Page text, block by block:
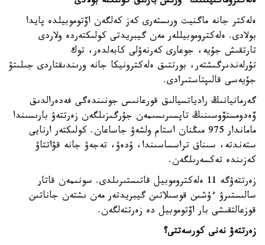
ەلەكتر جانە ماگنيت ورىستەرى كەز كەلگەن اۆتوموبيلدە پايدا
بولادى. ەلەكتروموبيللەر مەن گيبريدتى كولىكتەردە ولاردى
تارتقىش جۇيە، جوعارى كەرنەۋلى كابەلدەر، توك
تۇرلەندىرگىشتەر، بورتتىق ەلەكترونيكا جانە ورىندىقتاردى جىلىتۋ
جۇيەسى قالىپتاستىرادى.
گەرمانيانىڭ رادياتسيالىق قورعانىس جونىندەگى فەدەرالدىق
ۆەدومستۆوسىنىڭ تاپسىرىسىمەن جۇرگىزىلگەن زەرتتەۋ بارىسىندا
ماماندار 975 مىڭنان استام ولشەۋ جاساعان. كولىكتەر ارنايى
ستەندتە، سىناق تراسساسىندا، ۇدەۋ، تەجەۋ جانە قۋاتتاۋ
كەزىندە تەكسەرىلگەن.
زەرتتەۋگە 11 ەلەكتروموبيل قاتىستىرىلدى. سونىمەن قاتار
سالىستىرۋ ءۇشىن قوسىلاتىن گيبريدتەر مەن ىشتەن جاناتىن
قوزعالتقىشى بار اۆتوموبيل دە زەرتتەلگەن.
زەرتتەۋ نەنى كورسەتتى؟